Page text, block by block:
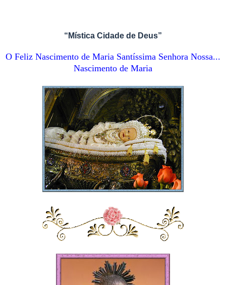
“Mística Cidade de Deus”
O Feliz Nascimento de Maria Santíssima Senhora Nossa...
Nascimento de Maria